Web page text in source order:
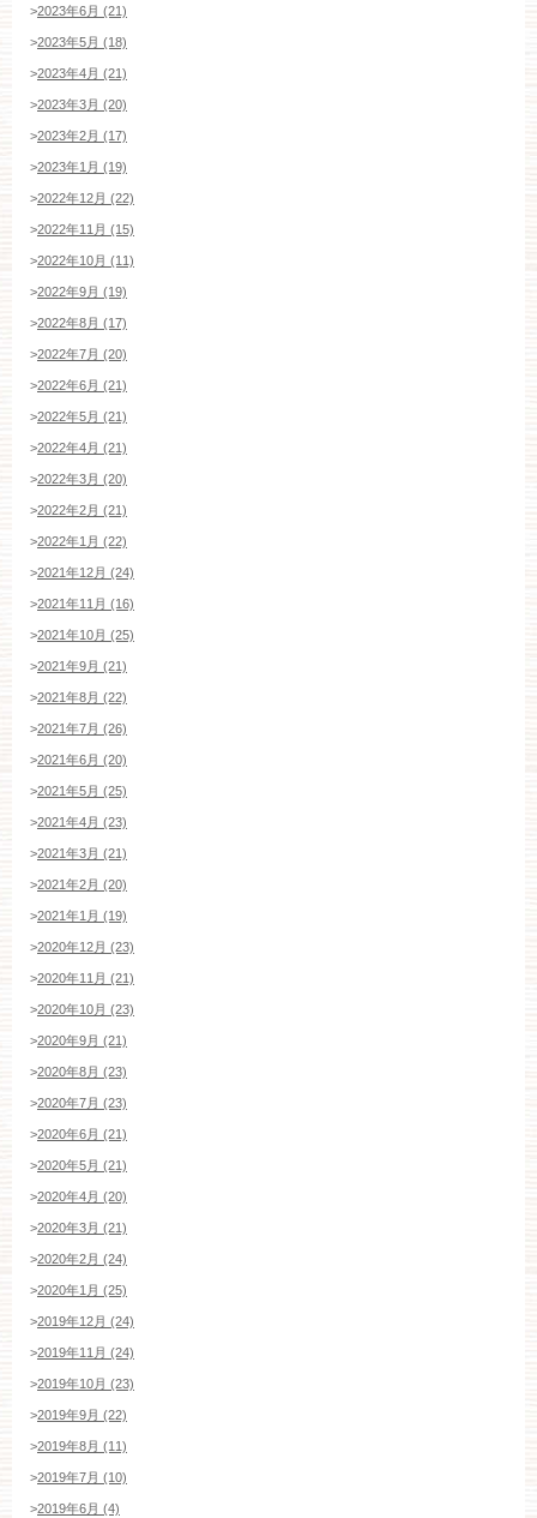
>2023年6月 (21)
>2023年5月 (18)
>2023年4月 (21)
>2023年3月 (20)
>2023年2月 (17)
>2023年1月 (19)
>2022年12月 (22)
>2022年11月 (15)
>2022年10月 (11)
>2022年9月 (19)
>2022年8月 (17)
>2022年7月 (20)
>2022年6月 (21)
>2022年5月 (21)
>2022年4月 (21)
>2022年3月 (20)
>2022年2月 (21)
>2022年1月 (22)
>2021年12月 (24)
>2021年11月 (16)
>2021年10月 (25)
>2021年9月 (21)
>2021年8月 (22)
>2021年7月 (26)
>2021年6月 (20)
>2021年5月 (25)
>2021年4月 (23)
>2021年3月 (21)
>2021年2月 (20)
>2021年1月 (19)
>2020年12月 (23)
>2020年11月 (21)
>2020年10月 (23)
>2020年9月 (21)
>2020年8月 (23)
>2020年7月 (23)
>2020年6月 (21)
>2020年5月 (21)
>2020年4月 (20)
>2020年3月 (21)
>2020年2月 (24)
>2020年1月 (25)
>2019年12月 (24)
>2019年11月 (24)
>2019年10月 (23)
>2019年9月 (22)
>2019年8月 (11)
>2019年7月 (10)
>2019年6月 (4)